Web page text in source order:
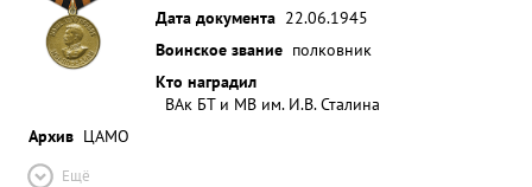
Дата документа 22.06.1945
Воинское звание полковник
Кто наградил
ВАк БТ и МВ им. И.В. Сталина
Архив ЦАМО
Ещё